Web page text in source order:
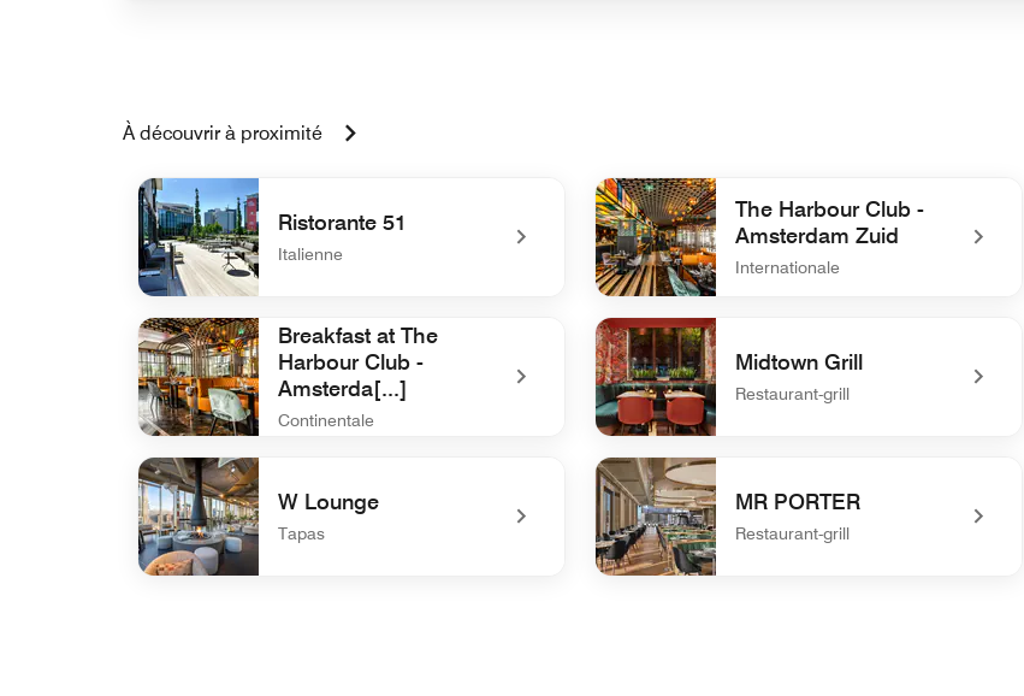
À découvrir à proximité
Ristorante 51
Italienne
undefined Ristorante 51
The Harbour Club -
Amsterdam Zuid
Internationale
undefined The Harbour Club - Amsterdam Zuid
Breakfast at The
Harbour Club -
Amsterda[...]
Continentale
undefined Breakfast at The Harbour Club - Amsterda[...]
Midtown Grill
Restaurant-grill
undefined Midtown Grill
W Lounge
Tapas
MR PORTER
Restaurant-grill